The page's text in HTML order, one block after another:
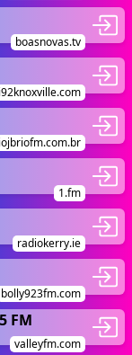
boasnovas.tv
i92knoxville.com
1.fm
radiokerry.ie
bolly923fm.com
FM
valleyfm.com